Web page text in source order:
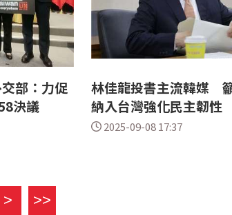
部：力促
決議
林佳龍投書主流韓媒
納入台灣強化民主韌性
2025-09-08 17:37
> >>